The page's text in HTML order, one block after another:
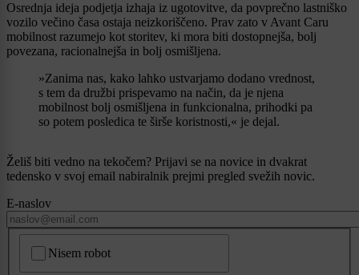
Osrednja ideja podjetja izhaja iz ugotovitve, da povprečno lastniško
vozilo večino časa ostaja neizkoriščeno. Prav zato v Avant Caru
mobilnost razumejo kot storitev, ki mora biti dostopnejša, bolj
povezana, racionalnejša in bolj osmišljena.
»Zanima nas, kako lahko ustvarjamo dodano vrednost,
s tem da družbi prispevamo na način, da je njena
mobilnost bolj osmišljena in funkcionalna, prihodki pa
so potem posledica te širše koristnosti,« je dejal.
Želiš biti vedno na tekočem? Prijavi se na novice in dvakrat
tedensko v svoj email nabiralnik prejmi pregled svežih novic.
E-naslov
Nisem robot